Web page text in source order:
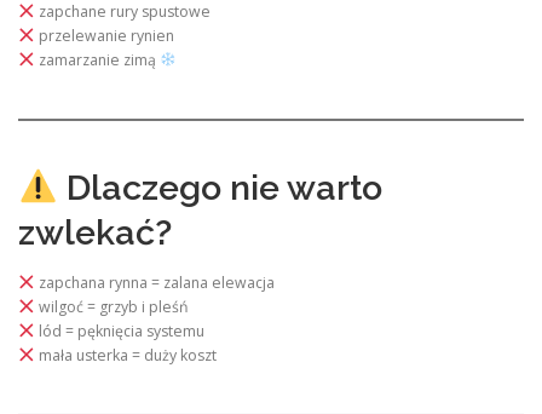
zapchane rury spustowe
przelewanie rynien
zamarzanie zimą
Dlaczego nie warto
zwlekać?
zapchana rynna = zalana elewacja
wilgoć = grzyb i pleśń
lód = pęknięcia systemu
mała usterka = duży koszt